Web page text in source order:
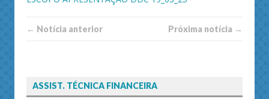
← Notí­cia anterior Próxima notí­­cia →
ASSIST. TÉCNICA FINANCEIRA